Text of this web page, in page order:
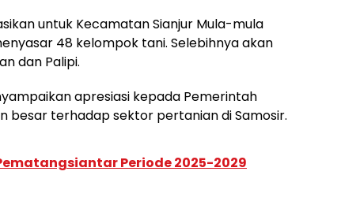
untuk Kecamatan Sianjur Mula-mula
48 kelompok tani. Selebihnya akan
dan Palipi.
apresiasi kepada Pemerintah
besar terhadap sektor pertanian di Samosir.
Periode 2025-2029